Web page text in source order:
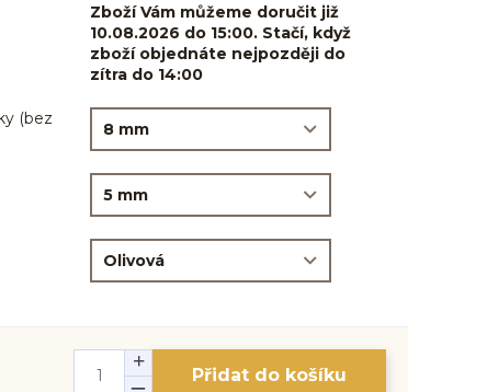
Zboží Vám můžeme doručit již
10.08.2026 do 15:00. Stačí, když
zboží objednáte nejpozději do
zítra do 14:00
(bez
Přidat do košíku